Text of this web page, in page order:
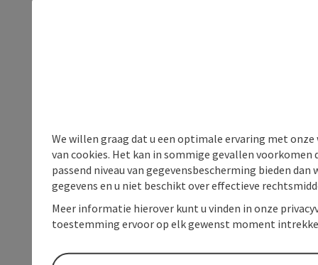
We willen graag dat u een optimale ervaring met
van cookies. Het kan in sommige gevallen voorkomen
passend niveau van gegevensbescherming bieden
gegevens en u niet beschikt over effectieve
Meer informatie hierover kunt u vinden in onze
toestemming ervoor op elk gewenst moment